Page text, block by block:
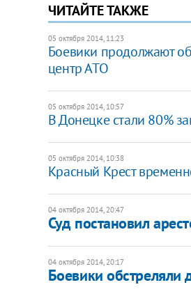
ЧИТАЙТЕ ТАКЖЕ
05 октября 2014, 11:23
Боевики продолжают
центр АТО
05 октября 2014, 10:57
В Донецке стали 80%
05 октября 2014, 10:38
Красный Крест
04 октября 2014, 20:47
Суд постановил
04 октября 2014, 20:17
Боевики